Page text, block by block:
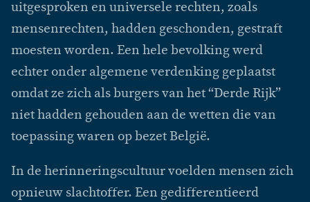
uitgesproken en universele rechten, zoals
mensenrechten, hadden geschonden, gestraft
moesten worden. Een hele bevolking werd
echter onder algemene verdenking geplaatst
omdat ze zich als burgers van het “Derde Rijk”
niet hadden gehouden aan de wetten die van
toepassing waren op bezet België.
In de herinneringscultuur voelden mensen zich
opnieuw slachtoffer. Een gedifferentieerd